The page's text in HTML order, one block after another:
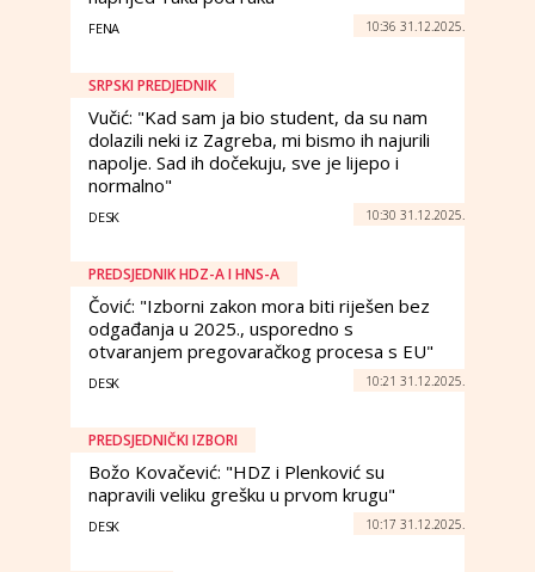
FENA 10:36 31.12.2025.
SRPSKI PREDJEDNIK
Vučić: "Kad sam ja bio student, da su nam
dolazili neki iz Zagreba, mi bismo ih najurili
napolje. Sad ih dočekuju, sve je lijepo i
normalno"
DESK 10:30 31.12.2025.
PREDSJEDNIK HDZ-A I HNS-A
Čović: "Izborni zakon mora biti riješen bez
odgađanja u 2025., usporedno s
otvaranjem pregovaračkog procesa s EU"
DESK 10:21 31.12.2025.
PREDSJEDNIČKI IZBORI
Božo Kovačević: "HDZ i Plenković su
napravili veliku grešku u prvom krugu"
DESK 10:17 31.12.2025.